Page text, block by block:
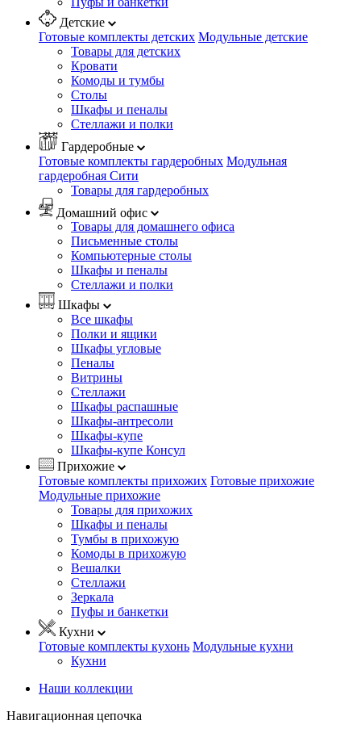
Детские
Готовые комплекты детских Модульные детские
Товары для детских
Кровати
Комоды и тумбы
Столы
Шкафы и пеналы
Стеллажи и полки
Гардеробные
Готовые комплекты гардеробных Модульная
гардеробная Сити
Товары для гардеробных
Домашний офис
Товары для домашнего офиса
Письменные столы
Компьютерные столы
Шкафы и пеналы
Стеллажи и полки
Шкафы
Все шкафы
Полки и ящики
Шкафы угловые
Пеналы
Витрины
Стеллажи
Шкафы распашные
Шкафы-антресоли
Шкафы-купе
Шкафы-купе Консул
Прихожие
Готовые комплекты прихожих Готовые прихожие
Модульные прихожие
Товары для прихожих
Шкафы и пеналы
Тумбы в прихожую
Комоды в прихожую
Вешалки
Стеллажи
Зеркала
Пуфы и банкетки
Кухни
Готовые комплекты кухонь Модульные кухни
Кухни
Наши коллекции
Навигационная цепочка